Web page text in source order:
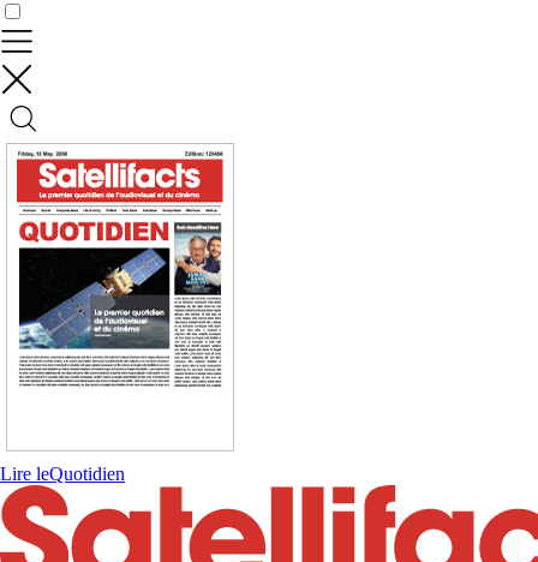
Lire leQuotidien
Contrôler vos données